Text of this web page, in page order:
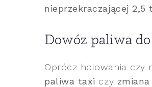
nieprzekraczającej 2,5
Dowóz paliwa
Oprócz holowania czy
paliwa taxi czy zmiana